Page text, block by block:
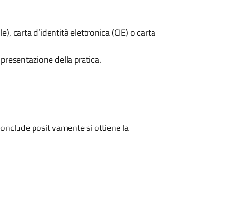
carta d’identità elettronica (CIE) o carta
della pratica.
positivamente si ottiene la